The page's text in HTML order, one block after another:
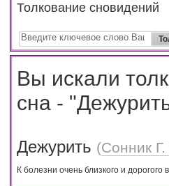
Толкование сновидений
Вы искали
сна -
Дежурить (Сонник
К болезни очень близкого и дорогого